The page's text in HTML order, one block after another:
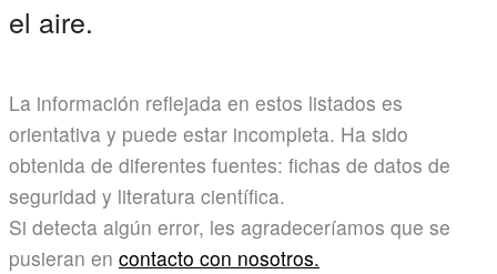
el aire.
La información reflejada en estos listados es
orientativa y puede estar incompleta. Ha sido
obtenida de diferentes fuentes: fichas de datos de
seguridad y literatura científica.
Si detecta algún error, les agradeceríamos que se
pusieran en contacto con nosotros.